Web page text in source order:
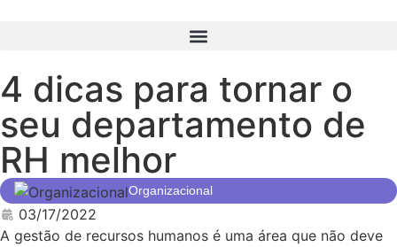
4 dicas para tornar o
seu departamento de
RH melhor
Organizacional
03/17/2022
A gestão de recursos humanos é uma área que não deve